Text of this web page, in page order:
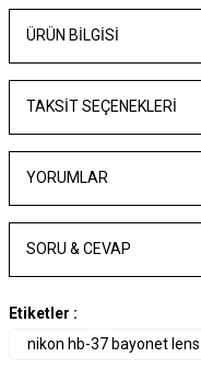
ÜRÜN BILGISI
TAKSIT SEÇENEKLERI
YORUMLAR
SORU & CEVAP
Etiketler :
nikon hb-37 bayonet